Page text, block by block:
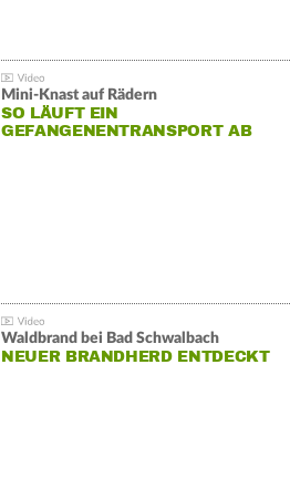
Mini-Knast auf Rädern
SO LÄUFT EIN
GEFANGENENTRANSPORT AB
Waldbrand bei Bad Schwalbach
NEUER BRANDHERD ENTDECKT